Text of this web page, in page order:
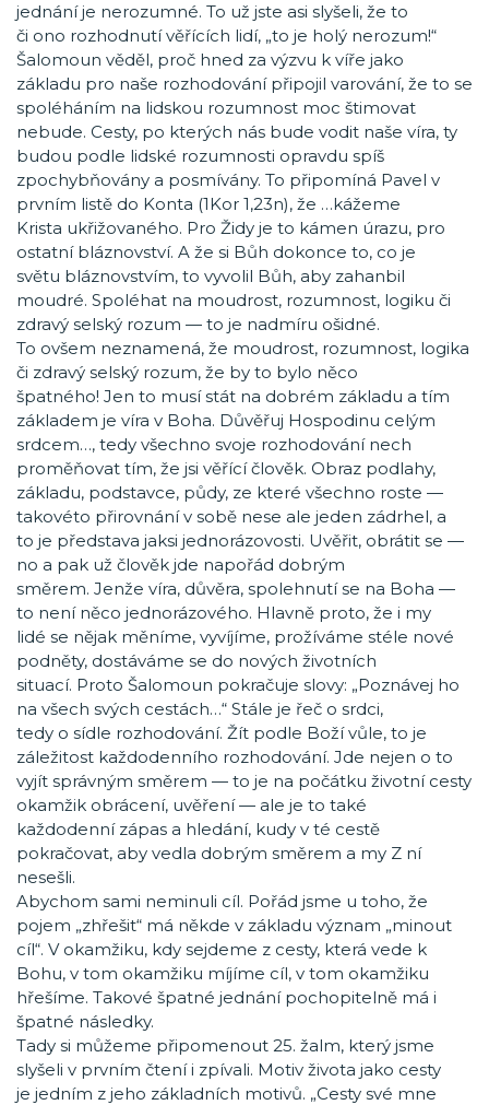
jednání je nerozumné. To už jste asi slyšeli, že to
či ono rozhodnutí věřících lidí, „to je holý nerozum!“
Šalomoun věděl, proč hned za výzvu k víře jako
základu pro naše rozhodování připojil varování, že to se
spoléháním na lidskou rozumnost moc štimovat
nebude. Cesty, po kterých nás bude vodit naše víra, ty
budou podle lidské rozumnosti opravdu spíš
zpochybňovány a posmívány. To připomíná Pavel v
prvním listě do Konta (1Kor 1,23n), že …kážeme
Krista ukřižovaného. Pro Židy je to kámen úrazu, pro
ostatní bláznovství. A že si Bůh dokonce to, co je
světu bláznovstvím, to vyvolil Bůh, aby zahanbil
moudré. Spoléhat na moudrost, rozumnost, logiku či
zdravý selský rozum — to je nadmíru ošidné.
To ovšem neznamená, že moudrost, rozumnost, logika
či zdravý selský rozum, že by to bylo něco
špatného! Jen to musí stát na dobrém základu a tím
základem je víra v Boha. Důvěřuj Hospodinu celým
srdcem…, tedy všechno svoje rozhodování nech
proměňovat tím, že jsi věřící člověk. Obraz podlahy,
základu, podstavce, půdy, ze které všechno roste —
takovéto přirovnání v sobě nese ale jeden zádrhel, a
to je představa jaksi jednorázovosti. Uvěřit, obrátit se —
no a pak už člověk jde napořád dobrým
směrem. Jenže víra, důvěra, spolehnutí se na Boha —
to není něco jednorázového. Hlavně proto, že i my
lidé se nějak měníme, vyvíjíme, prožíváme stéle nové
podněty, dostáváme se do nových životních
situací. Proto Šalomoun pokračuje slovy: „Poznávej ho
na všech svých cestách…“ Stále je řeč o srdci,
tedy o sídle rozhodování. Žít podle Boží vůle, to je
záležitost každodenního rozhodování. Jde nejen o to
vyjít správným směrem — to je na počátku životní cesty
okamžik obrácení, uvěření — ale je to také
každodenní zápas a hledání, kudy v té cestě
pokračovat, aby vedla dobrým směrem a my Z ní
nesešli.
Abychom sami neminuli cíl. Pořád jsme u toho, že
pojem „zhřešit“ má někde v základu význam „minout
cíl“. V okamžiku, kdy sejdeme z cesty, která vede k
Bohu, v tom okamžiku míjíme cíl, v tom okamžiku
hřešíme. Takové špatné jednání pochopitelně má i
špatné následky.
Tady si můžeme připomenout 25. žalm, který jsme
slyšeli v prvním čtení i zpívali. Motiv života jako cesty
je jedním z jeho základních motivů. „Cesty své mne